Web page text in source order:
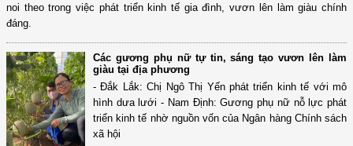
noi theo trong việc phát triển kinh tế gia đình, vươn lên làm giàu chính
đáng.
Các gương phụ nữ tự tin, sáng tạo vươn lên làm
giàu tại địa phương
- Đắk Lắk: Chị Ngô Thị Yến phát triển kinh tế với mô
hình dưa lưới - Nam Định: Gương phụ nữ nỗ lực phát
triển kinh tế nhờ nguồn vốn của Ngân hàng Chính sách
xã hội